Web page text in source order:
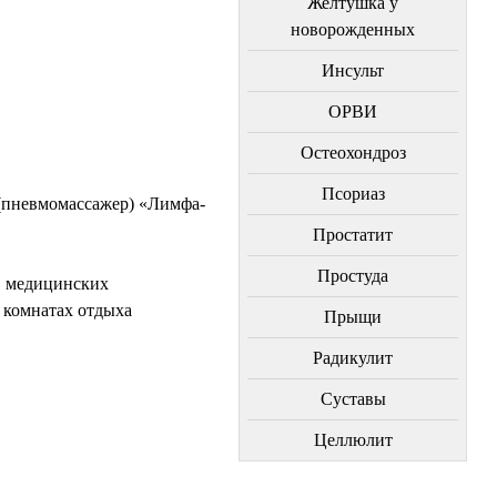
«Лимфа-
медицинских
отдыха
новорожденных
Инсульт
ОРВИ
Остеохондроз
Пcориаз
Простатит
Простуда
Прыщи
Радикулит
Суставы
Целлюлит